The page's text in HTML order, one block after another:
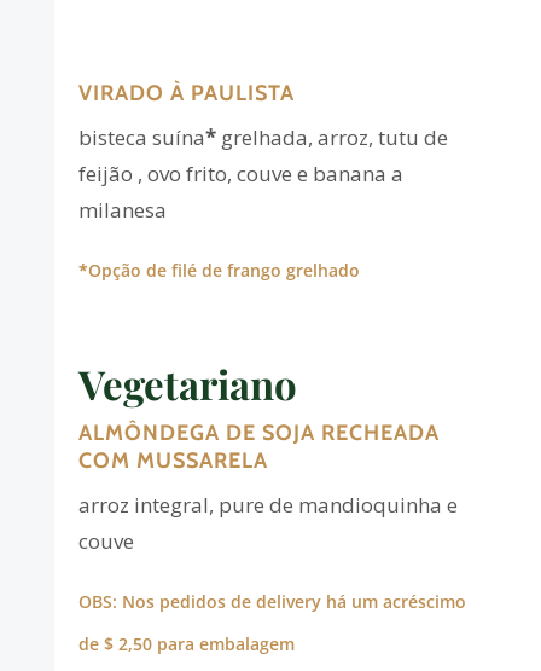
VIRADO À PAULISTA
bisteca suína*grelhada, arroz, tutu de
feijão , ovo frito, couve e banana a
milanesa
*Opção de filé de frango grelhado
Vegetariano
ALMÔNDEGA DE SOJA RECHEADA
COM MUSSARELA
arroz integral, pure de mandioquinha e
couve
OBS: Nos pedidos de delivery há um acréscimo
de $ 2,50 para embalagem